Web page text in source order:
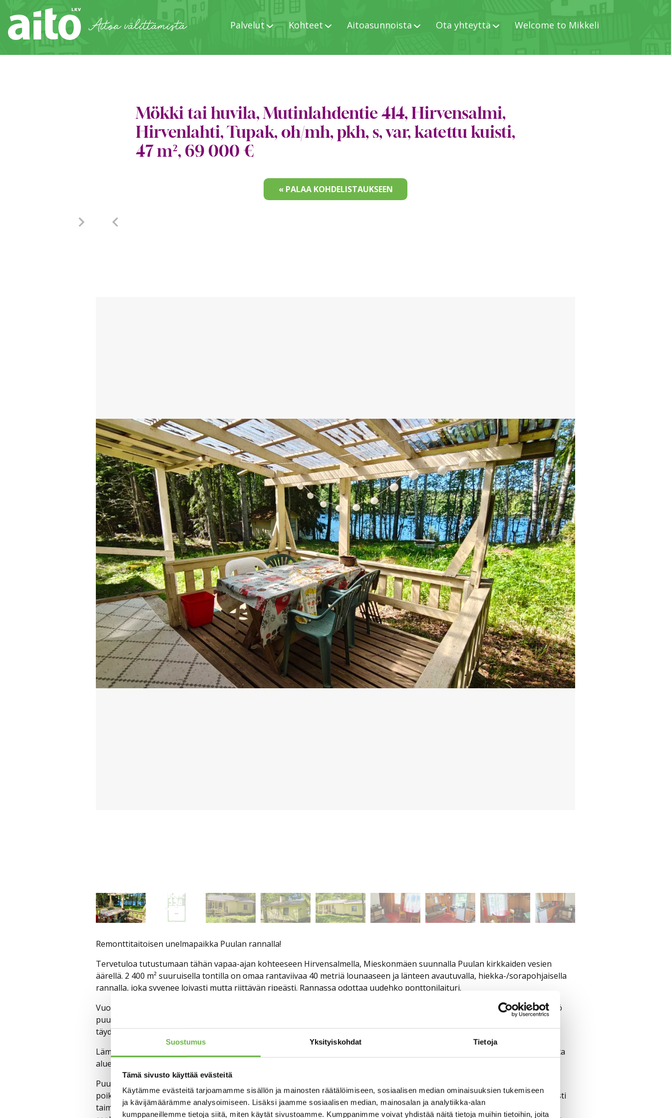
Suostumus Yksityiskohdat Tietoja
Tämä sivusto käyttää evästeitä
Käytämme evästeitä tarjoamamme sisällön ja mainosten räätälöimiseen, sosiaalisen median ominaisuuksien tukemiseen
ja kävijämäärämme analysoimiseen. Lisäksi jaamme sosiaalisen median, mainosalan ja analytiikka-alan
kumppaneillemme tietoja siitä, miten käytät sivustoamme. Kumppanimme voivat yhdistää näitä tietoja muihin tietoihin, joita
sisältöön
Aitoa välittämistä Palvelut Kohteet Aitoasunnoista Ota yhteyttä Welcome to Mikkeli
Mökki tai huvila, Mutinlahdentie 414, Hirvensalmi,
Hirvenlahti, Tupak, oh/mh, pkh, s, var, katettu kuisti,
47 m², 69 000 €
« PALAA KOHDELISTAUKSEEN
Remonttitaitoisen unelmapaikka Puulan rannalla!
Tervetuloa tutustumaan tähän vapaa-ajan kohteeseen Hirvensalmella, Mieskonmäen suunnalla Puulan kirkkaiden vesien
äärellä. 2 400 m² suuruisella tontilla on omaa rantaviivaa 40 metriä lounaaseen ja länteen avautuvalla, hiekka-/sorapohjaisella
rannalla, joka syvenee loivasti mutta riittävän ripeästi. Rannassa odottaa uudehko ponttonilaituri.
Vuonna 1982 valmistunut ja myöhemmin laajennettu mökki käsittää noin 47 m²:n kokonaisuuden. Sisältä löytyvät tupakeittiö
puuhellalla, olohuoneena ja majoitustilana toimiva laajennusosa, puulämmitteinen sauna, sekä pukuhuone. Pihapiiriä
täydentävät erillinen makuuaitta, kaksi varastotilaa, puuliiteri ja perinteinen puucee.
Lämmityksestä huolehtivat sähköpatterit ja puu, kesävesi nostetaan järvestä käsipumpulla. Aito mökkitunnelma säilyy, mutta
alueella toimivat 4 G- ja 5 G-yhteydet pitävät huolen siitä, että yhteys maailmalle on tarvittaessa käden ulottuvilla.
Puula on Suomen 13. suurin järvi, pinta-alaltaan yli 330 neliökilometriä ja sen vesialueella on yli 500 saarta. Vesi on
poikkeuksellisen kirkasta ja niukkaravinteista ja virkistyskäyttöluokitus on erinomainen. Kalastajille järvi tunnetaan erityisesti
taimenesta ja järvilohesta. 2000-luvun Suomen painavin järvilohi, 12,40 kiloa, nousi juuri Puulasta ja muikku on